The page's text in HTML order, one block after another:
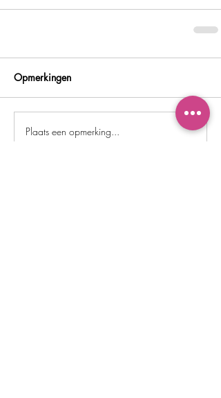
Opmerkingen
Plaats een opmerking...